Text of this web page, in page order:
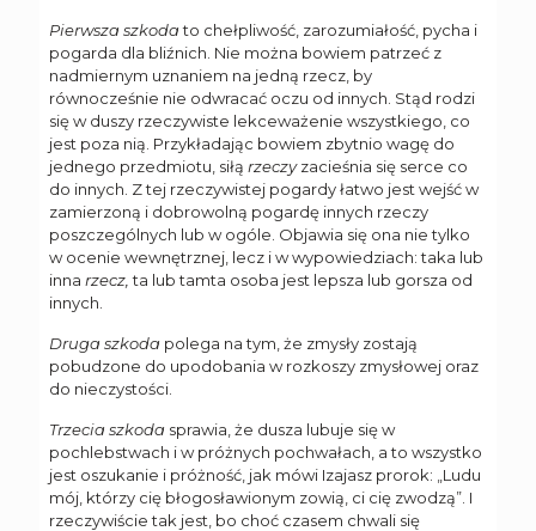
Pierwsza szkodato chełpliwość, zarozumiałość, pycha i
pogarda dla bliźnich. Nie można bowiem patrzeć z
nadmiernym uznaniem na jedną rzecz, by
równocześnie nie odwracać oczu od innych. Stąd rodzi
się w duszy rzeczywiste lekceważenie wszystkiego, co
jest poza nią. Przykładając bowiem zbytnio wagę do
jednego przedmiotu, siłą rzeczyzacieśnia się serce co
do innych. Z tej rzeczywistej pogardy łatwo jest wejść w
zamierzoną i dobrowolną pogardę innych rzeczy
poszczególnych lub w ogóle. Objawia się ona nie tylko
w ocenie wewnętrznej, lecz i w wypowiedziach: taka lub
inna rzecz, ta lub tamta osoba jest lepsza lub gorsza od
innych.
Druga szkodapolega na tym, że zmysły zostają
pobudzone do upodobania w rozkoszy zmysłowej oraz
do nieczystości.
Trzecia szkodasprawia, że dusza lubuje się w
pochlebstwach i w próżnych pochwałach, a to wszystko
jest oszukanie i próżność, jak mówi Izajasz prorok: „Ludu
mój, którzy cię błogosławionym zowią, ci cię zwodzą”. I
rzeczywiście tak jest, bo choć czasem chwali się